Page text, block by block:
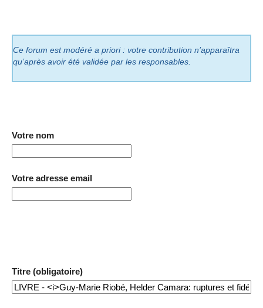
Ce forum est modéré a priori : votre contribution n’apparaîtra
qu’après avoir été validée par les responsables.
Votre nom
Votre adresse email
Titre (obligatoire)